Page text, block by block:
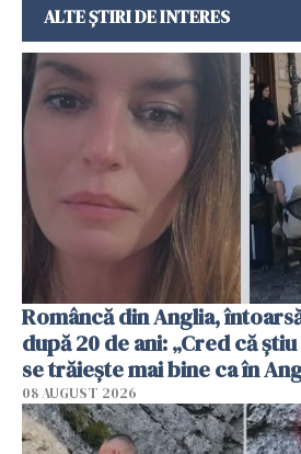
ALTE ȘTIRI DE INTERES
Româncă din Anglia,
după 20 de ani: „Cred că
se trăiește mai bine ca în
08 AUGUST 2026